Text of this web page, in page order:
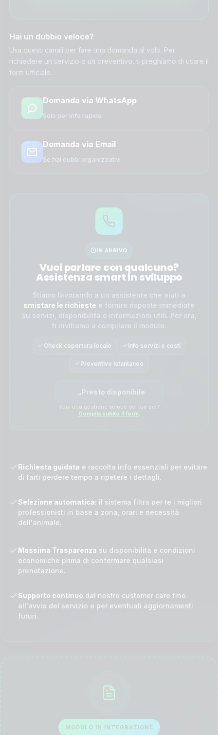
Hai un dubbio veloce?
Usa questi canali per fare una domanda al volo. Per
richiedere un servizio o un preventivo, ti preghiamo di usare il
form ufficiale.
Domanda via WhatsApp
Solo per info rapide
Domanda via Email
Se hai dubbi organizzativi
IN ARRIVO
Vuoi parlare con qualcuno?
Assistenza smart in sviluppo
Stiamo lavorando a un assistente che aiuti a
smistare le richieste e fornire risposte immediate
su servizi, disponibilità e informazioni utili. Per ora,
ti invitiamo a compilare il modulo.
Check copertura locale Info servizi e costi
Preventivo istantaneo
Presto disponibile
Vuoi una gestione veloce del tuo pet?
Compila subito il form.
Richiesta guidata e raccolta info essenziali per evitare
di farti perdere tempo a ripetere i dettagli.
Selezione automatica: il sistema filtra per te i migliori
professionisti in base a zona, orari e necessità
dell'animale.
Massima Trasparenza su disponibilità e condizioni
economiche prima di confermare qualsiasi
prenotazione.
Supporto continuo dal nostro customer care fino
all'avvio del servizio e per eventuali aggiornamenti
futuri.
MODULO IN INTEGRAZIONE